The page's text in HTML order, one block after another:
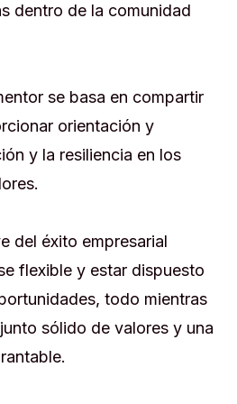
dentro de la comunidad
se basa en compartir
orientación y
y la resiliencia en los
del éxito empresarial
flexible y estar dispuesto
todo mientras
sólido de valores y una